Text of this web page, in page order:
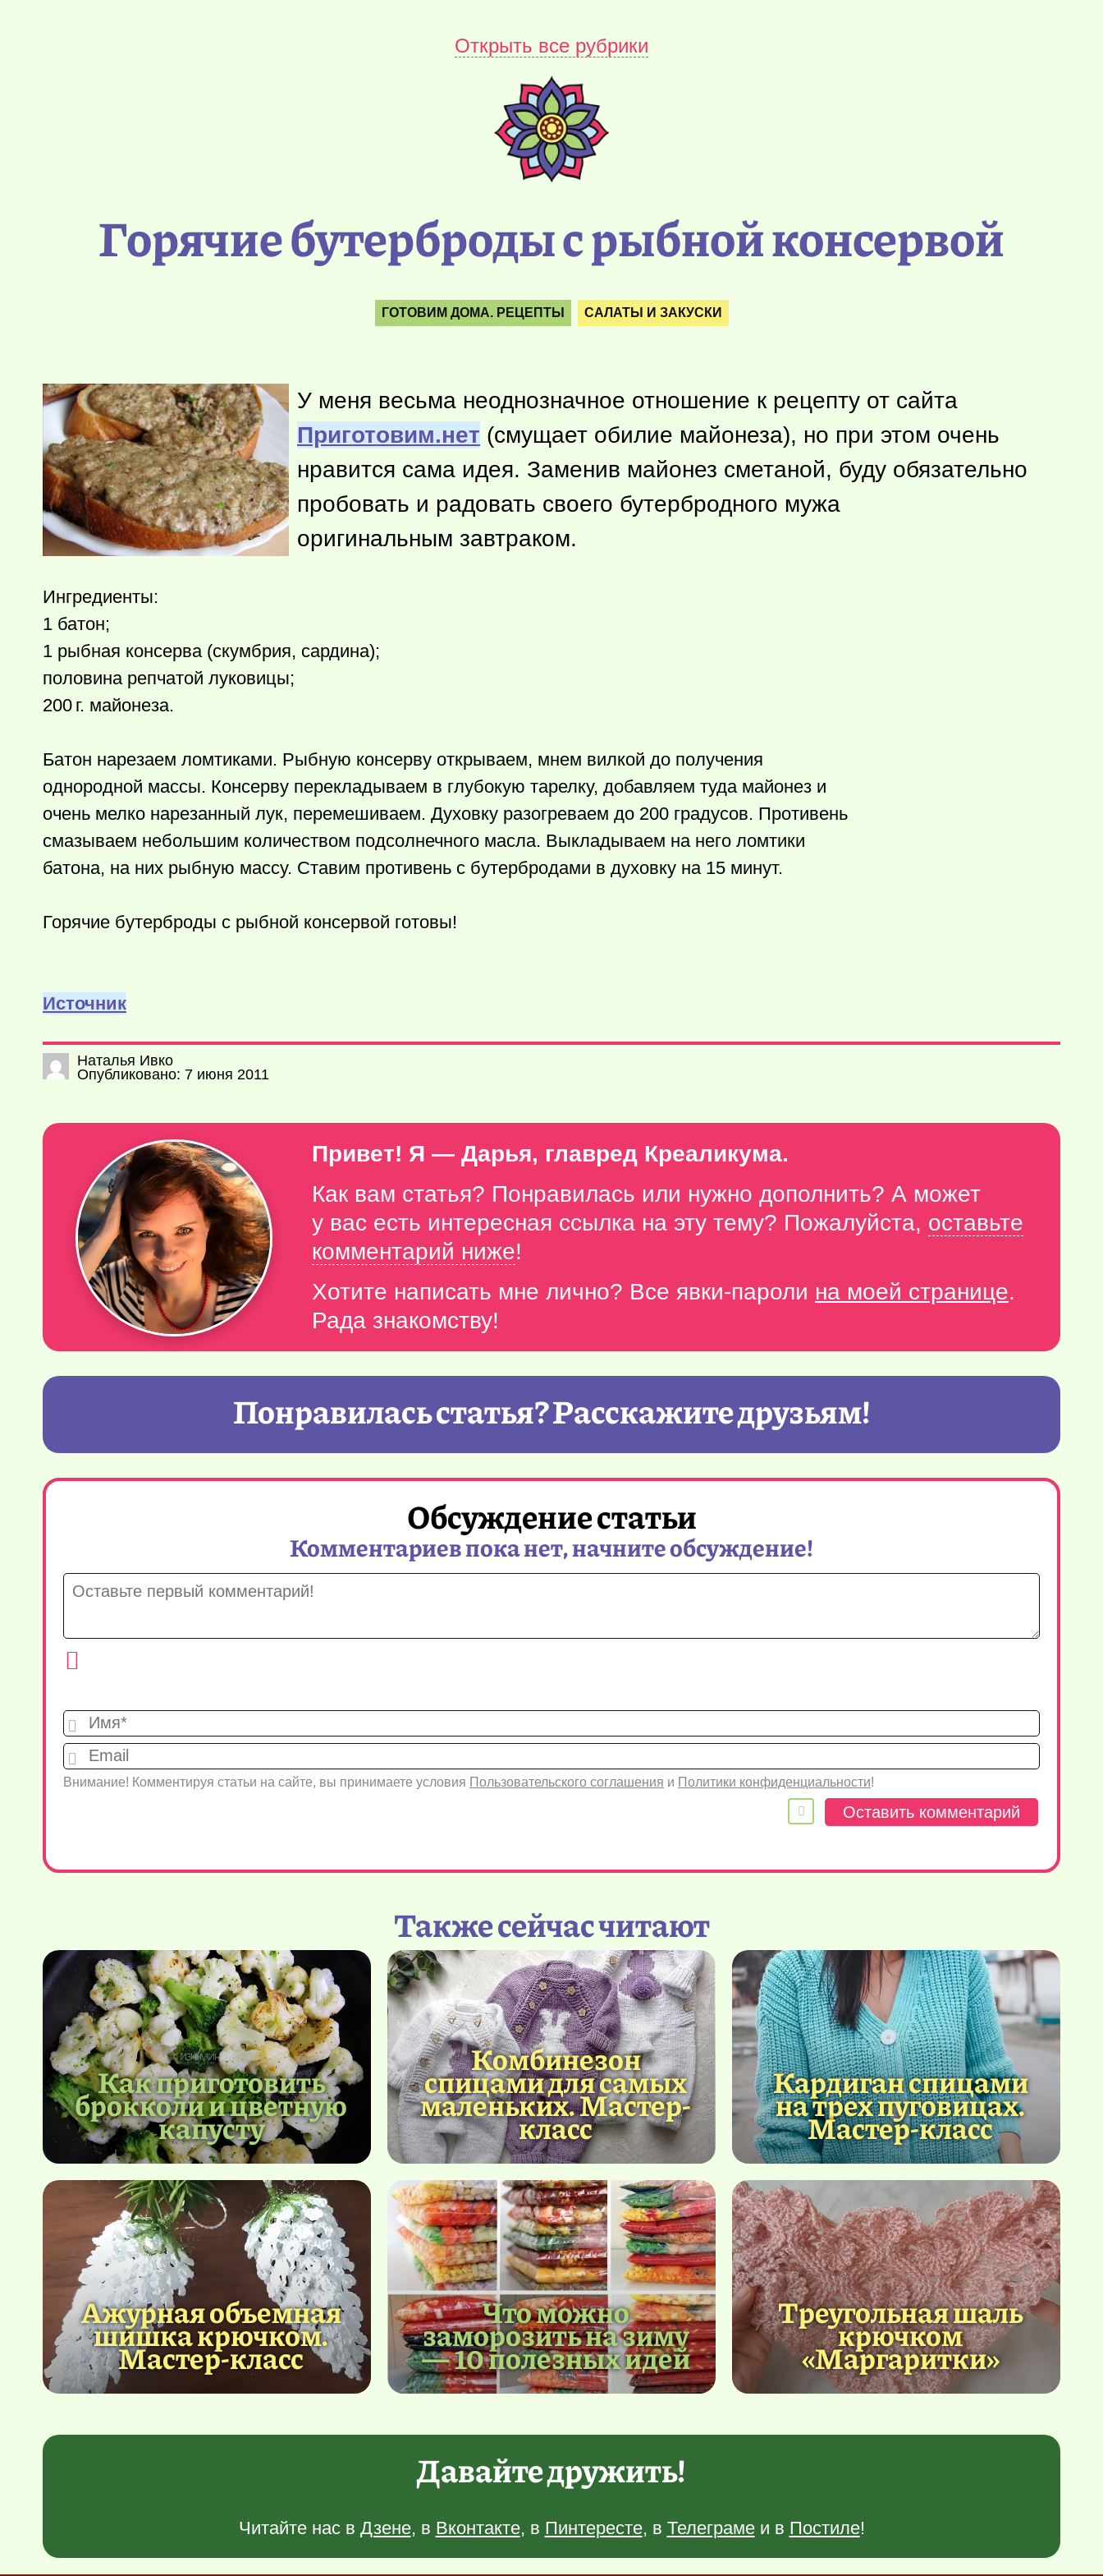
Открыть все рубрики
Горячие бутерброды с рыбной консервой
ГОТОВИМ ДОМА. РЕЦЕПТЫ САЛАТЫ И ЗАКУСКИ
У меня весьма неоднозначное отношение к рецепту от сайта
Приготовим.нет (смущает обилие майонеза), но при этом очень
нравится сама идея. Заменив майонез сметаной, буду обязательно
пробовать и радовать своего бутербродного мужа
оригинальным завтраком.
Ингредиенты:
1 батон;
1 рыбная консерва (скумбрия, сардина);
половина репчатой луковицы;
200 г. майонеза.
Батон нарезаем ломтиками. Рыбную консерву открываем, мнем вилкой до получения
однородной массы. Консерву перекладываем в глубокую тарелку, добавляем туда майонез и
очень мелко нарезанный лук, перемешиваем. Духовку разогреваем до 200 градусов. Противень
смазываем небольшим количеством подсолнечного масла. Выкладываем на него ломтики
батона, на них рыбную массу. Ставим противень с бутербродами в духовку на 15 минут.
Горячие бутерброды с рыбной консервой готовы!
Источник
Наталья Ивко
Опубликовано: 7 июня 2011
Привет! Я — Дарья, главред Креаликума.
Как вам статья? Понравилась или нужно дополнить? А может
у вас есть интересная ссылка на эту тему? Пожалуйста, оставьте
комментарий ниже!
Хотите написать мне лично? Все явки-пароли на моей странице.
Рада знакомству!
Понравилась статья? Расскажите друзьям!
Обсуждение статьи
Комментариев пока нет, начните обсуждение!
Имя*
Email
Внимание! Комментируя статьи на сайте, вы принимаете условия Пользовательского соглашения и Политики конфиденциальности!
Также сейчас читают
Как приготовить
брокколи и цветную
капусту
Комбинезон
спицами для самых
маленьких. Мастер-
класс
Кардиган спицами
на трех пуговицах.
Мастер-класс
Ажурная объемная
шишка крючком.
Мастер-класс
Что можно
заморозить на зиму
— 10 полезных идей
Треугольная шаль
крючком
«Маргаритки»
Давайте дружить!
Читайте нас в Дзене, в Вконтакте, в Пинтересте, в Телеграмеи в Постиле!